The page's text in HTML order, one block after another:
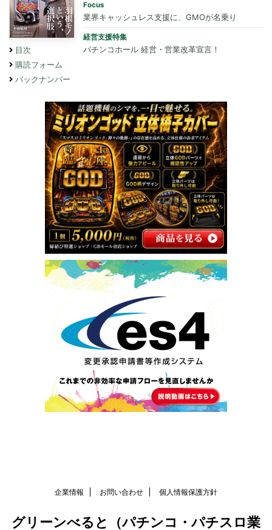
目次
購読フォーム
バックナンバー
Focus
業界キャッシュレス支援に、GMOが名乗り
経営支援特集
パチンコホール 経営・営業改革宣言！
企業情報 お問い合わせ 個人情報保護方針
グリーンべると（パチンコ・パチスロ業